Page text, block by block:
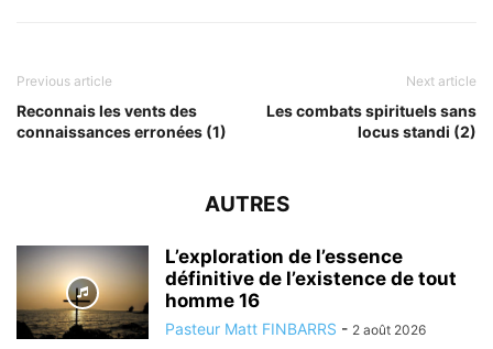
Previous article
Reconnais les vents des
connaissances erronées (1)
Next article
Les combats spirituels sans
locus standi (2)
AUTRES
L’exploration de l’essence
définitive de l’existence de tout
homme 16
Pasteur Matt FINBARRS - 2 août 2026